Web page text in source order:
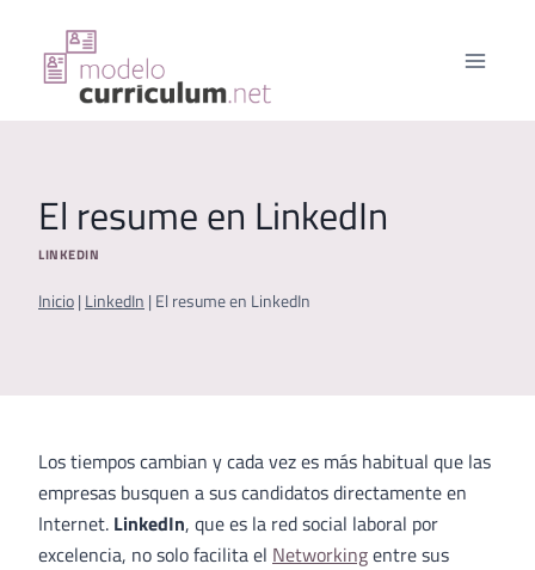
contenido
El resume en LinkedIn
LINKEDIN
Inicio | LinkedIn | El resume en LinkedIn
Los tiempos cambian y cada vez es más habitual que las
empresas busquen a sus candidatos directamente en
Internet. LinkedIn, que es la red social laboral por
excelencia, no solo facilita el Networkingentre sus